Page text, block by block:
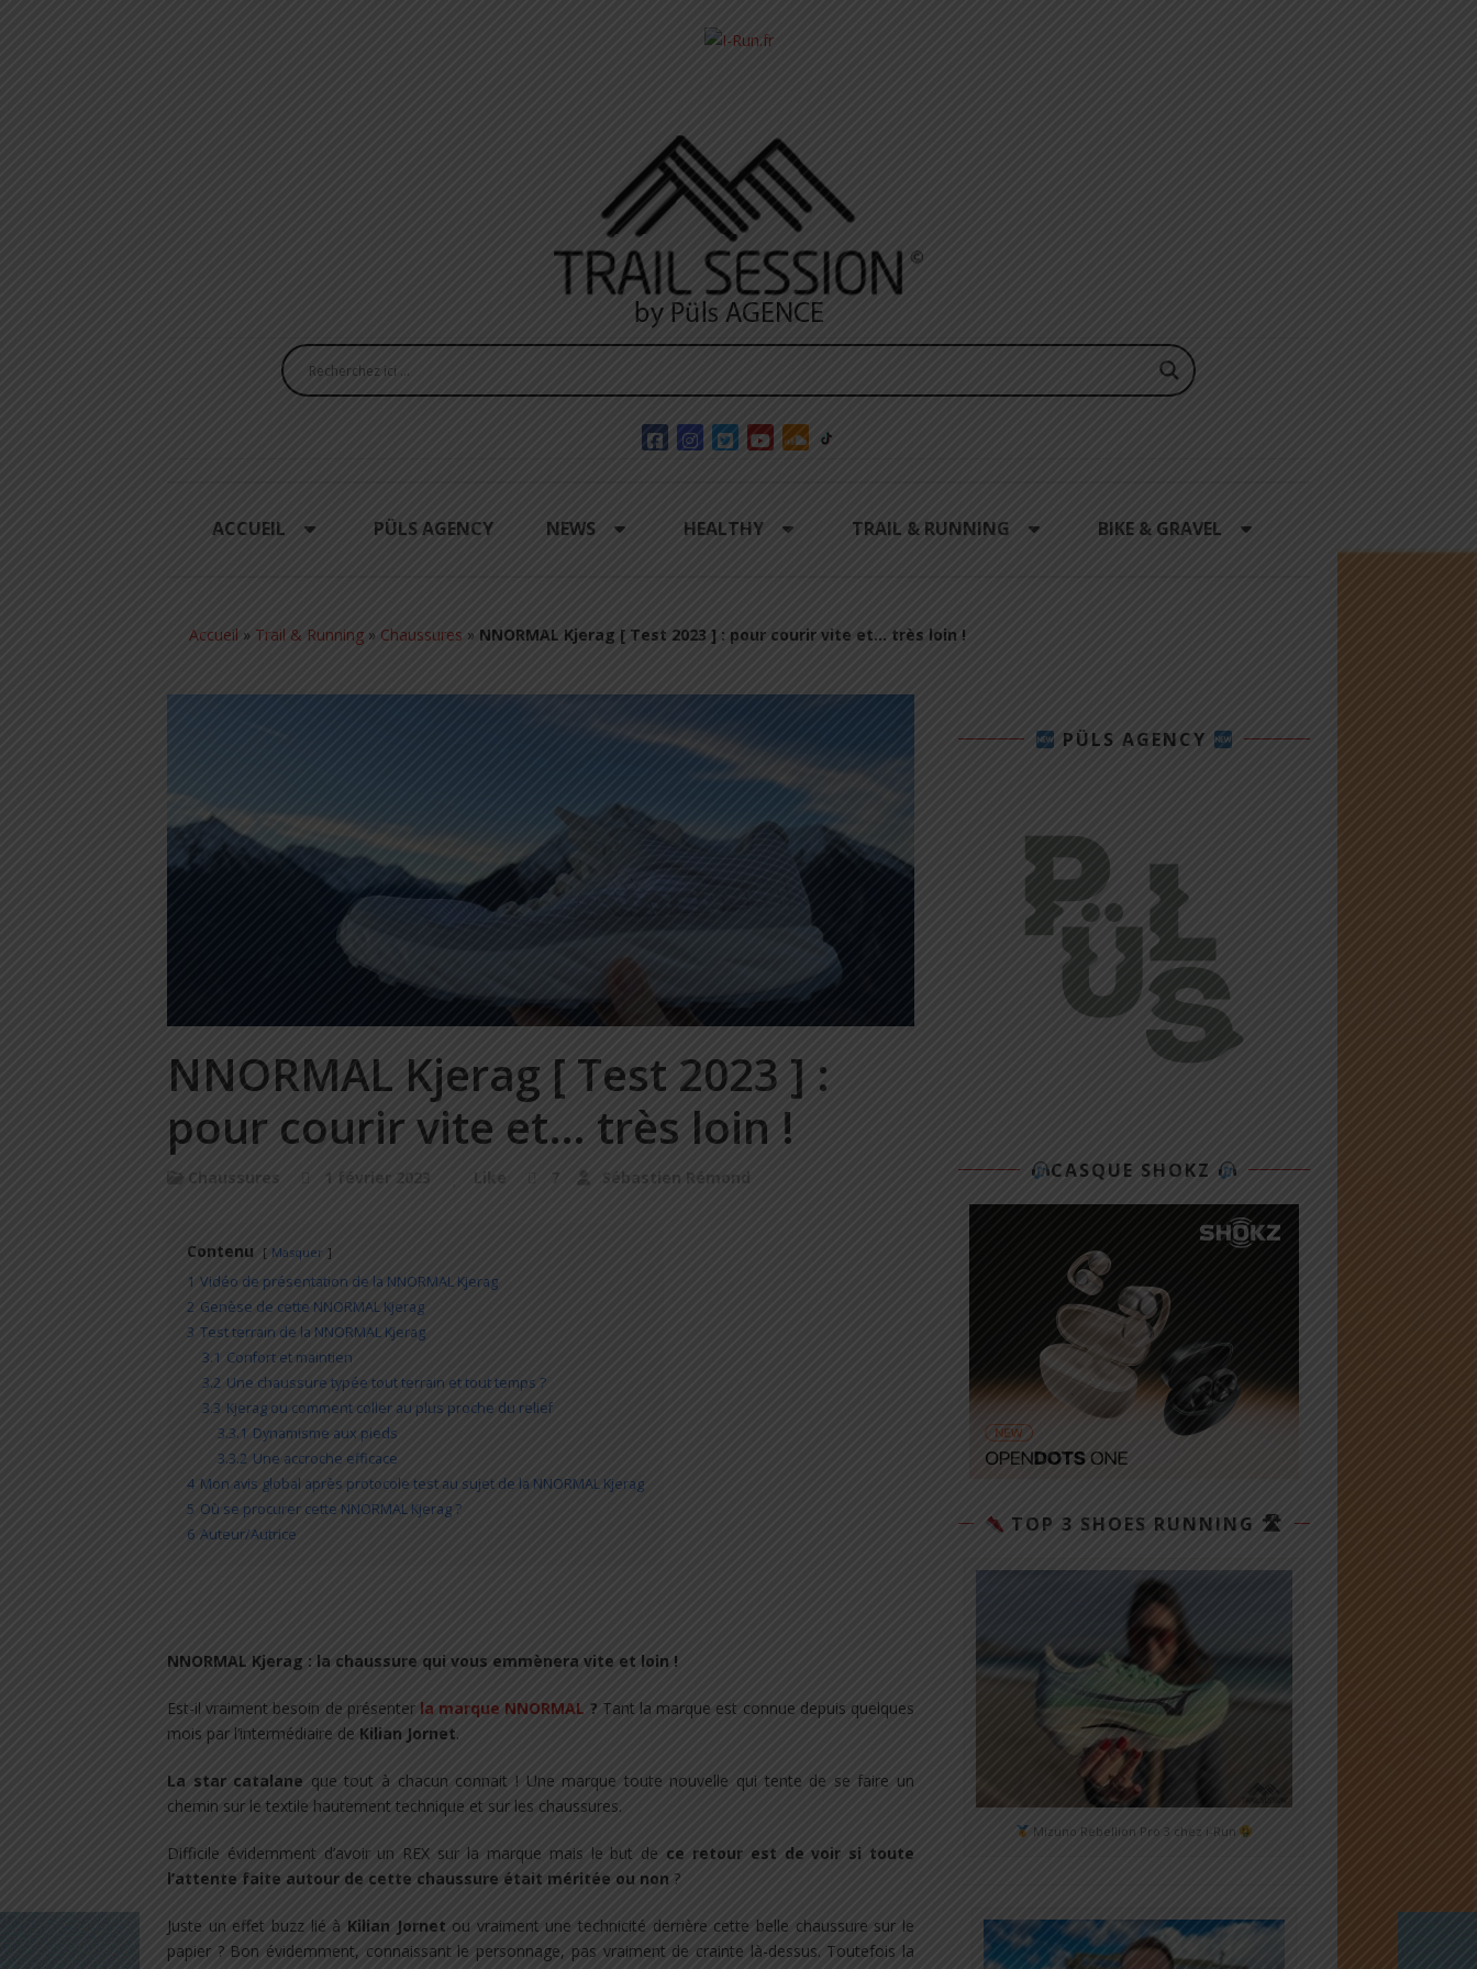
ACCUEIL PÜLS AGENCY NEWS HEALTHY TRAIL & RUNNING BIKE & GRAVEL
Accueil » Trail & Running » Chaussures » NNORMAL Kjerag [ Test 2023 ] : pour courir vite et… très loin !
NNORMAL Kjerag [ Test 2023 ] :
pour courir vite et… très loin !
Chaussures 1 février 2023 Like 7 Sébastien Rémond
Contenu Masquer
1 Vidéo de présentation de la NNORMAL Kjerag
2 Genèse de cette NNORMAL Kjerag
3 Test terrain de la NNORMAL Kjerag
3.1 Confort et maintien
3.2 Une chaussure typée tout terrain et tout temps ?
3.3 Kjerag ou comment coller au plus proche du relief
3.3.1 Dynamisme aux pieds
3.3.2 Une accroche efficace
4 Mon avis global après protocole test au sujet de la NNORMAL Kjerag
5 Où se procurer cette NNORMAL Kjerag ?
6 Auteur/Autrice
NNORMAL Kjerag : la chaussure qui vous emmènera vite et loin !
Est-il vraiment besoin de présenter la marque NNORMAL ? Tant la marque est connue depuis quelques
mois par l’intermédiaire de Kilian Jornet.
La star catalane que tout à chacun connait ! Une marque toute nouvelle qui tente de se faire un
chemin sur le textile hautement technique et sur les chaussures.
Difficile évidemment d’avoir un REX sur la marque mais le but de ce retour est de voir si toute
l’attente faite autour de cette chaussure était méritée ou non ?
Juste un effet buzz lié à Kilian Jornet ou vraiment une technicité derrière cette belle chaussure sur le
papier ? Bon évidemment, connaissant le personnage, pas vraiment de crainte là-dessus. Toutefois la
PÜLS AGENCY
CASQUE SHOKZ
TOP 3 SHOES RUNNING 🛣
Mizuno Rebellion Pro 3 chez i-Run